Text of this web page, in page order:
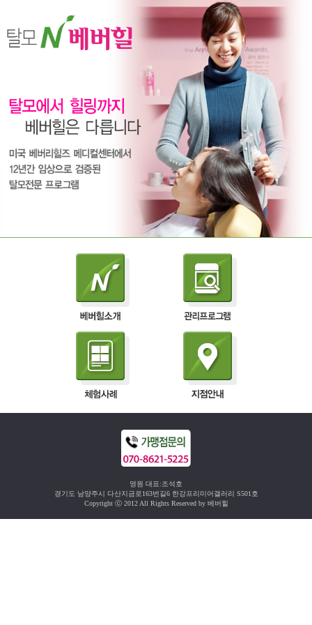
영원 대표:조석호
경기도 남양주시 다산지금로163번길6 한강프리미어갤러리 S501호
Copyright ⓒ 2012 All Rights Reserved by 베버힐